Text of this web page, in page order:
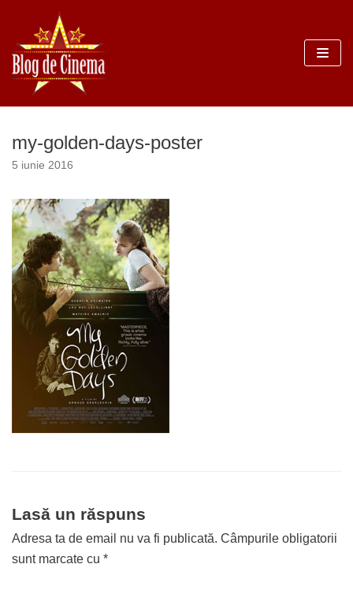
Sari
la
conținut
my-golden-days-poster
5 iunie 2016
Lasă un răspuns
Adresa ta de email nu va fi publicată. Câmpurile obligatorii
sunt marcate cu *